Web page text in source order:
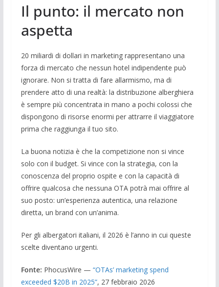
Il punto: il mercato non
aspetta
20 miliardi di dollari in marketing rappresentano una
forza di mercato che nessun hotel indipendente può
ignorare. Non si tratta di fare allarmismo, ma di
prendere atto di una realtà: la distribuzione alberghiera
è sempre più concentrata in mano a pochi colossi che
dispongono di risorse enormi per attrarre il viaggiatore
prima che raggiunga il tuo sito.
La buona notizia è che la competizione non si vince
solo con il budget. Si vince con la strategia, con la
conoscenza del proprio ospite e con la capacità di
offrire qualcosa che nessuna OTA potrà mai offrire al
suo posto: un’esperienza autentica, una relazione
diretta, un brand con un’anima.
Per gli albergatori italiani, il 2026 è l’anno in cui queste
scelte diventano urgenti.
Fonte: PhocusWire — “OTAs’ marketing spend
exceeded $20B in 2025”, 27 febbraio 2026